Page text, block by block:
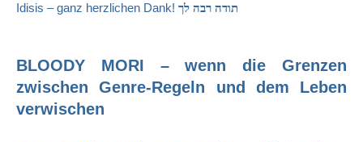
Idisis – ganz herzlichen Dank! תודה רבה לך
BLOODY MORI – wenn die Grenzen
zwischen Genre-Regeln und dem Leben
verwischen